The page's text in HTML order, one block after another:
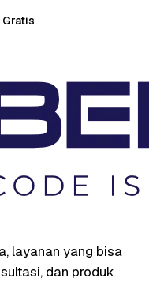
layanan yang bisa
dan produk